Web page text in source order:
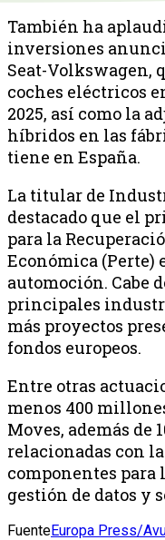
También ha
inversiones
Seat-Volkswagen,
coches eléctricos
2025, así como la
híbridos en las
tiene en España.
La titular de
destacado que el
para la
Económica (Perte)
automoción. Cabe
principales
más proyectos
fondos europeos.
Entre otras
menos 400
Moves, además de
relacionadas con
componentes para
gestión de datos y
FuenteEuropa Press/